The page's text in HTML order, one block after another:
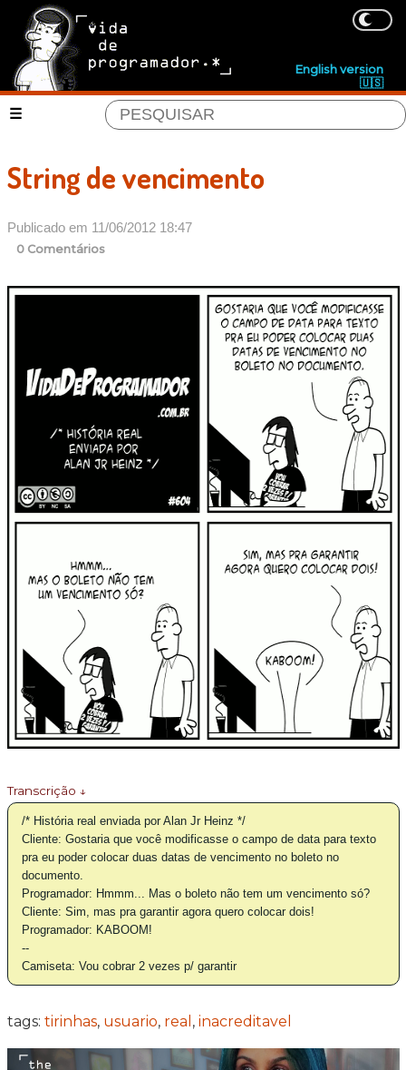
English version
🇺🇸
String de vencimento
Publicado em 11/06/2012 18:47
0 Comentários
Transcrição ↓
/* História real enviada por Alan Jr Heinz */
Cliente: Gostaria que você modificasse o campo de data para texto
pra eu poder colocar duas datas de vencimento no boleto no
documento.
Programador: Hmmm... Mas o boleto não tem um vencimento só?
Cliente: Sim, mas pra garantir agora quero colocar dois!
Programador: KABOOM!
--
Camiseta: Vou cobrar 2 vezes p/ garantir
tags: tirinhas, usuario, real , inacreditavel